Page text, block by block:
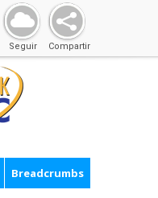
Compartir
Seguir
Breadcrumbs